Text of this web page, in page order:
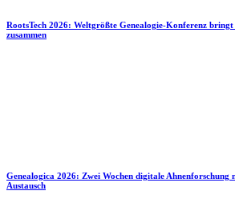
RootsTech 2026: Weltgrößte Genealogie-Konferenz
zusammen
Genealogica 2026: Zwei Wochen digitale
Austausch